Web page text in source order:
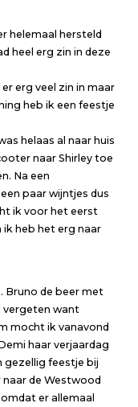
helemaal hersteld
heel erg zin in deze
erg veel zin in maar
heb ik een feestje
helaas al naar huis
naar Shirley toe
Na een
paar wijntjes dus
ik voor het eerst
ik heb het erg naar
Bruno de beer met
vergeten want
mocht ik vanavond
haar verjaardag
gezellig feestje bij
de Westwood
er allemaal